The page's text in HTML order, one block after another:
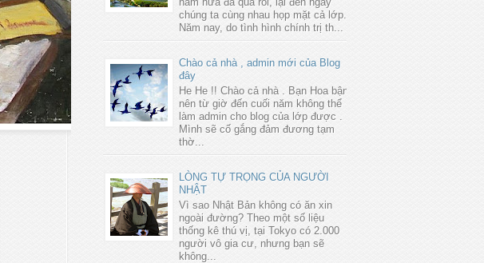
chúng ta cùng nhau họp mặt cả lớp.
Năm nay, do tình hình chính trị th...
Chào cả nhà , admin mới của Blog
đây
He He !! Chào cả nhà . Bạn Hoa bận
nên từ giờ đến cuối năm không thể
làm admin cho blog của lớp được .
Mình sẽ cố gắng đảm đương tạm
thờ...
LÒNG TỰ TRỌNG CỦA NGƯỜI
NHẬT
Vì sao Nhật Bản không có ăn xin
ngoài đường? Theo một số liệu
thống kê thú vị, tại Tokyo có 2.000
người vô gia cư, nhưng bạn sẽ
không...